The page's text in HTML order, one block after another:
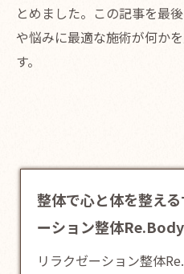
とめました。この記事を最
や悩みに最適な施術が何か
す。
整体で心と体を整え
ーション整体Re.Body
リラクゼーション整体